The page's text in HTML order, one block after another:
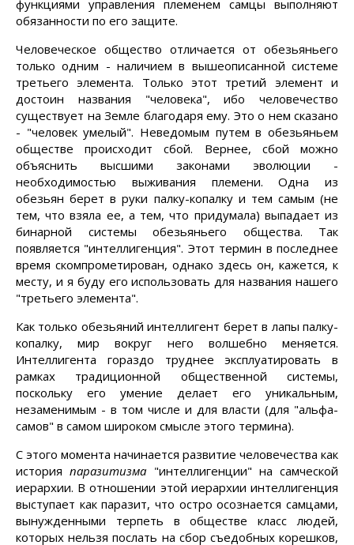
функциями управления племенем самцы выполняют
обязанности по его защите.
Человеческое общество отличается от обезьяньего
только одним - наличием в вышеописанной системе
третьего элемента. Только этот третий элемент и
достоин названия "человека", ибо человечество
существует на Земле благодаря ему. Это о нем сказано
- "человек умелый". Неведомым путем в обезьяньем
обществе происходит сбой. Вернее, сбой можно
объяснить высшими законами эволюции -
необходимостью выживания племени. Одна из
обезьян берет в руки палку-копалку и тем самым (не
тем, что взяла ее, а тем, что придумала) выпадает из
бинарной системы обезьяньего общества. Так
появляется "интеллигенция". Этот термин в последнее
время скомпрометирован, однако здесь он, кажется, к
месту, и я буду его использовать для названия нашего
"третьего элемента".
Как только обезьяний интеллигент берет в лапы палку-
копалку, мир вокруг него волшебно меняется.
Интеллигента гораздо труднее эксплуатировать в
рамках традиционной общественной системы,
поскольку его умение делает его уникальным,
незаменимым - в том числе и для власти (для "альфа-
самов" в самом широком смысле этого термина).
С этого момента начинается развитие человечества как
историяпаразитизма "интеллигенции" на самческой
иерархии. В отношении этой иерархии интеллигенция
выступает как паразит, что остро осознается самцами,
вынужденными терпеть в обществе класс людей,
которых нельзя послать на сбор съедобных корешков,